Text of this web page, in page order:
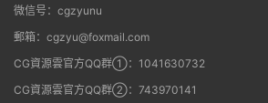
微信号：cgzyunu
郵箱：cgzyu@foxmail.com
CG資源雲官方QQ群①：1041630732
CG資源雲官方QQ群②：743970141